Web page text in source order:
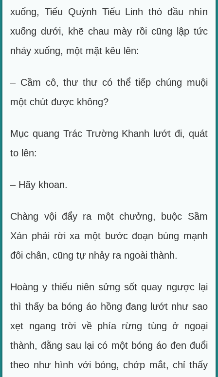
xuống, Tiểu Quỳnh Tiểu Linh thò đầu nhìn
xuống dưới, khẽ chau mày rồi cũng lập tức
nhảy xuống, một mặt kêu lên:
– Cầm cô, thư thư có thể tiếp chúng muội
một chút được không?
Mục quang Trác Trường Khanh lướt đi, quát
to lên:
– Hãy khoan.
Chàng vội đẩy ra một chưởng, buộc Sầm
Xán phải rời xa một bước đoạn búng mạnh
đôi chân, cũng tự nhảy ra ngoài thành.
Hoàng y thiếu niên sửng sốt quay ngược lại
thì thấy ba bóng áo hồng đang lướt như sao
xẹt ngang trời về phía rừng tùng ở ngoại
thành, đằng sau lại có một bóng áo đen đuổi
theo như hình với bóng, chớp mắt, chỉ thấy